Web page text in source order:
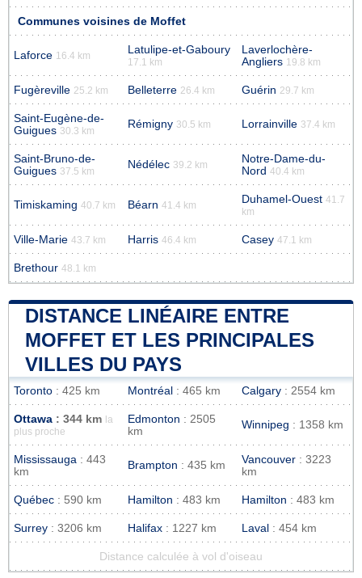
Communes voisines de Moffet
Laforce 16.4 km Latulipe-et-Gaboury
17.1 km
Laverlochère-
Angliers 19.8 km
Fugèreville 25.2 km Belleterre 26.4 km Guérin 29.7 km
Saint-Eugène-de-
Guigues 30.3 km
Rémigny 30.5 km Lorrainville 37.4 km
Saint-Bruno-de-
Guigues 37.5 km
Nédélec 39.2 km
Notre-Dame-du-
Nord 40.4 km
Timiskaming 40.7 km Béarn 41.4 km Duhamel-Ouest 41.7
km
Ville-Marie 43.7 km Harris 46.4 km Casey 47.1 km
Brethour 48.1 km
DISTANCE LINÉAIRE ENTRE
MOFFET ET LES PRINCIPALES
VILLES DU PAYS
Toronto : 425 km Montréal : 465 km Calgary : 2554 km
Ottawa : 344 km
la
plus proche
Edmonton : 2505
km
Winnipeg : 1358 km
Mississauga : 443
km
Brampton : 435 km Vancouver : 3223
km
Québec : 590 km Hamilton : 483 km Hamilton : 483 km
Surrey : 3206 km Halifax : 1227 km Laval : 454 km
Distance calculée à vol d'oiseau